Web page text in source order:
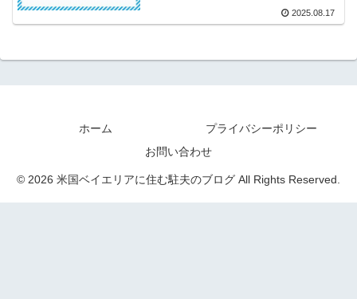
2025.08.17
ホーム
プライバシーポリシー
お問い合わせ
© 2026 米国ベイエリアに住む駐夫のブログ All Rights Reserved.